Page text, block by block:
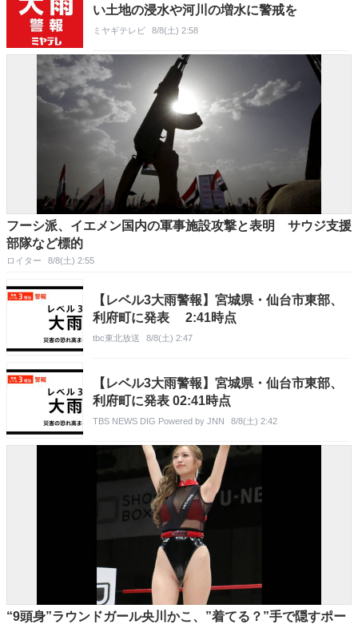
い土地の浸水や河川の増水に警戒を
ミヤギテレビ 8/8(土) 2:58
フーシ派、イエメン国内の軍事施設攻撃と表明 サウジ支援
部隊など標的
ロイター 8/8(土) 2:55
【レベル3大雨警報】宮城県・仙台市東部、
利府町に発表 2:41時点
tbc東北放送 8/8(土) 2:47
【レベル3大雨警報】宮城県・仙台市東部、
利府町に発表 02:41時点
TBS NEWS DIG Powered by JNN 8/8(土) 2:42
“9頭身”ラウンドガール央川かこ、”着てる？”手で隠すポー